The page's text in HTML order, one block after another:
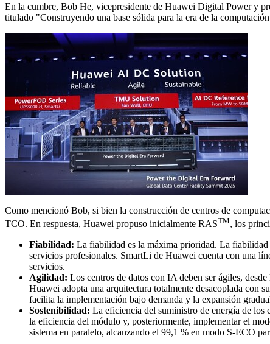
En la cumbre, Bob He, vicepresidente de Huawei Digital Power y
titulado "Construyendo una base sólida para la era de la
Como mencionó Bob, si bien la construcción de centros de
TCO. En respuesta, Huawei propuso inicialmente RASTM, los
Fiabilidad: La fiabilidad es la máxima prioridad. La fiabilidad
servicios profesionales. SmartLi de Huawei cuenta con una
servicios.
Agilidad: Los centros de datos con IA deben ser ágiles,
Huawei adopta una arquitectura totalmente desacoplada con
facilita la implementación bajo demanda y la expansión
Sostenibilidad: La eficiencia del suministro de energía de los
la eficiencia del módulo y, posteriormente, implementar el
sistema en paralelo, alcanzando el 99,1 % en modo S-ECO